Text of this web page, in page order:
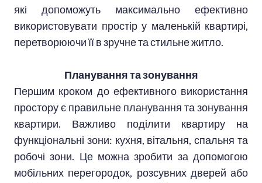
які допоможуть максимально ефективно
використовувати простір у маленькій квартирі,
перетворюючи її в зручне та стильне житло.
Планування та зонування
Першим кроком до ефективного використання
простору є правильне планування та зонування
квартири. Важливо поділити квартиру на
функціональні зони: кухня, вітальня, спальня та
робочі зони. Це можна зробити за допомогою
мобільних перегородок, розсувних дверей або